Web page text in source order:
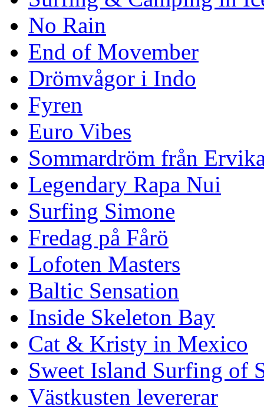
No Rain
End of Movember
Drömvågor i Indo
Fyren
Euro Vibes
Sommardröm från
Legendary Rapa Nui
Surfing Simone
Fredag på Fårö
Lofoten Masters
Baltic Sensation
Inside Skeleton Bay
Cat & Kristy in Mexico
Sweet Island Surfing of
Västkusten levererar